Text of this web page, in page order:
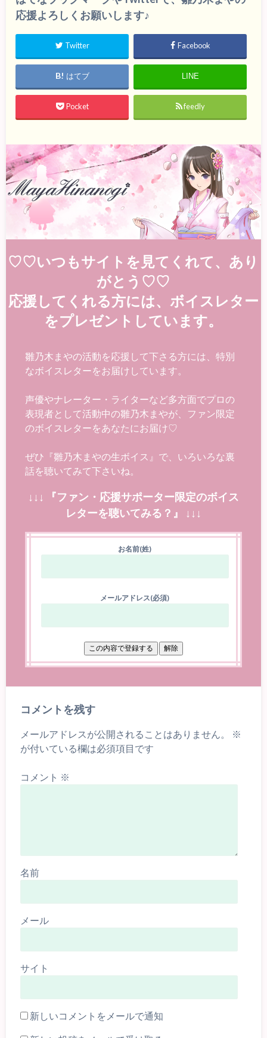
応援よろしくお願いします♪
Twitter Facebook
はてブ LINE
Pocket feedly
♡♡いつもサイトを見てくれて、あり
がとう♡♡
応援してくれる方には、ボイスレター
をプレゼントしています。
雛乃木まやの活動を応援して下さる方には、特別
なボイスレターをお届けしています。
声優やナレーター・ライターなど多方面でプロの
表現者として活動中の雛乃木まやが、ファン限定
のボイスレターをあなたにお届け♡
ぜひ『雛乃木まやの生ボイス』で、いろいろな裏
話を聴いてみて下さいね。
↓↓↓ 『ファン・応援サポーター限定のボイス
レターを聴いてみる？』 ↓↓↓
お名前(姓)
メールアドレス(必須)
コメントを残す
メールアドレスが公開されることはありません。
※
が付いている欄は必須項目です
コメント ※
名前
メール
サイト
新しいコメントをメールで通知